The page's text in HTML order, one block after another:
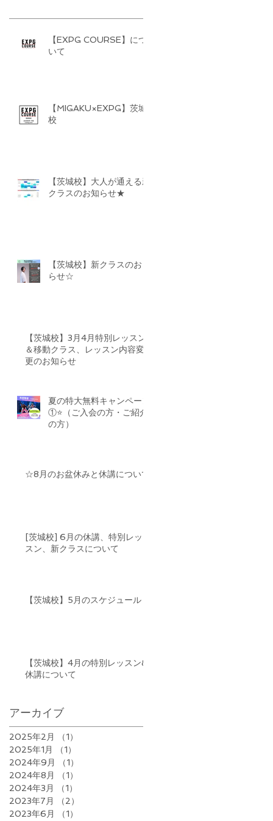
【EXPG COURSE】につ
いて
【MIGAKU×EXPG】茨城
校
【茨城校】大人が通える新
クラスのお知らせ★
【茨城校】新クラスのおし
らせ☆
【茨城校】3月4月特別レッスン
＆移動クラス、レッスン内容変
更のお知らせ
夏の特大無料キャンペーン
①⭐️（ご入会の方・ご紹介
の方）
☆8月のお盆休みと休講について
[茨城校] 6月の休講、特別レッ
スン、新クラスについて
【茨城校】5月のスケジュール
【茨城校】4月の特別レッスン&
休講について
アーカイブ
2025年2月 （1）
2025年1月
（1）
2024年9月
（1）
2024年8月
（1）
2024年3月
（1）
2023年7月
（2）
2023年6月
（1）